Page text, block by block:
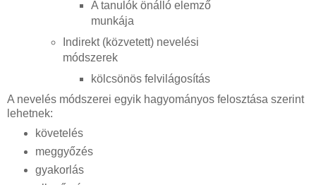
A tanulók önálló elemző
munkája
Indirekt (közvetett) nevelési
módszerek
kölcsönös felvilágosítás
A nevelés módszerei egyik hagyományos felosztása szerint
lehetnek:
követelés
meggyőzés
gyakorlás